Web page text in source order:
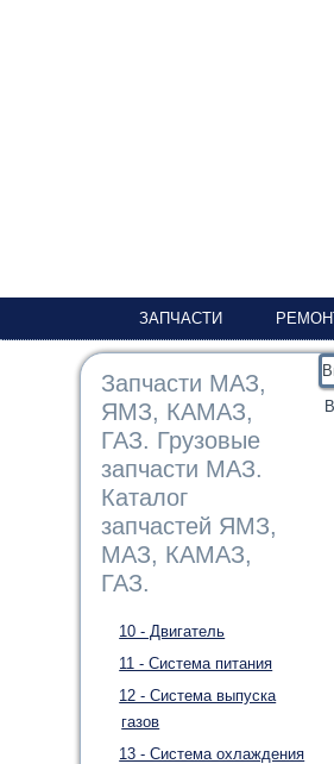
ЗАПЧАСТИ
Запчасти МАЗ,
ЯМЗ, КАМАЗ,
ГАЗ. Грузовые
запчасти МАЗ.
Каталог
запчастей ЯМЗ,
МАЗ, КАМАЗ,
ГАЗ.
10 - Двигатель
11 - Система питания
12 - Система выпуска
газов
13 - Система охлаждения